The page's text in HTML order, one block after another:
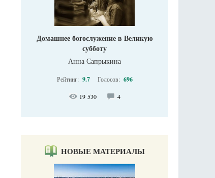
Домашнее богослужение в Великую
субботу
Анна Сапрыкина
Рейтинг: 9.7 Голосов: 696
19 530 4
НОВЫЕ МАТЕРИАЛЫ